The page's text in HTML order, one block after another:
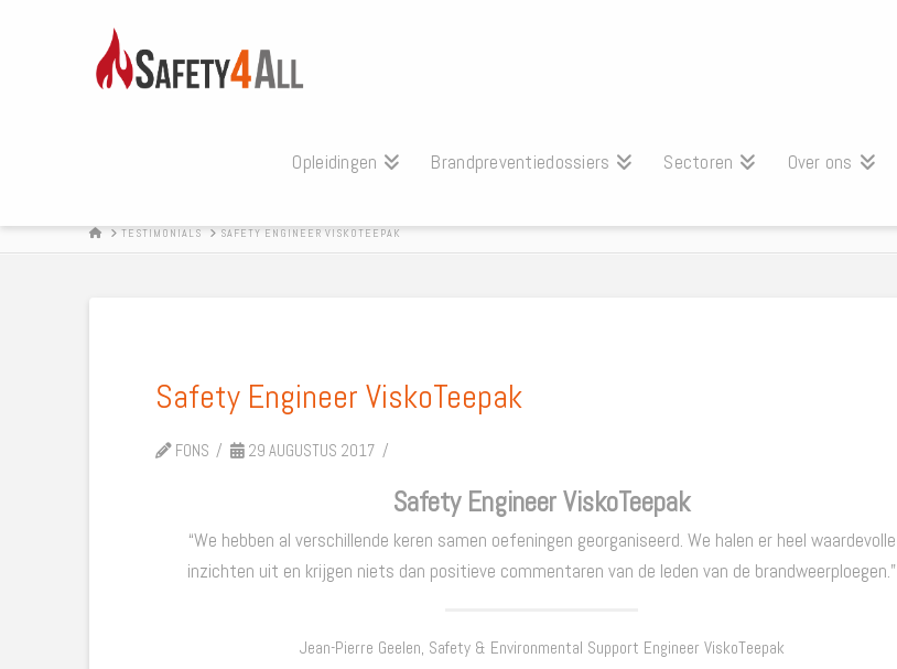
Opleidingen Brandpreventiedossiers Sectoren Over ons
HOMETESTIMONIALS SAFETY ENGINEER VISKOTEEPAK
Safety Engineer ViskoTeepak
FONS 29 AUGUSTUS 2017
Safety Engineer ViskoTeepak
“We hebben al verschillende keren samen oefeningen georganiseerd. We halen er heel waardevolle
inzichten uit en krijgen niets dan positieve commentaren van de leden van de brandweerploegen."
Jean-Pierre Geelen, Safety & Environmental Support Engineer ViskoTeepak